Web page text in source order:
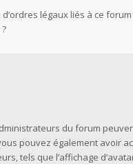
légaux liés à ce forum
du forum
pouvez également avoir
tels que l’affichage